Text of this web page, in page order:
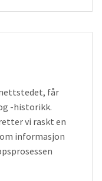
får
-historikk.
vi raskt en
informasjon